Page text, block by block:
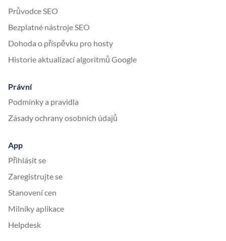
Průvodce SEO
Bezplatné nástroje SEO
Dohoda o příspěvku pro hosty
Historie aktualizací algoritmů Google
Právní
Podmínky a pravidla
Zásady ochrany osobních údajů
App
Přihlásit se
Zaregistrujte se
Stanovení cen
Milníky aplikace
Helpdesk